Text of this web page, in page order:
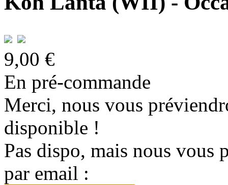
9,00 €
En pré-commande
Merci, nous vous
disponible !
Pas dispo, mais nous vous
par email :